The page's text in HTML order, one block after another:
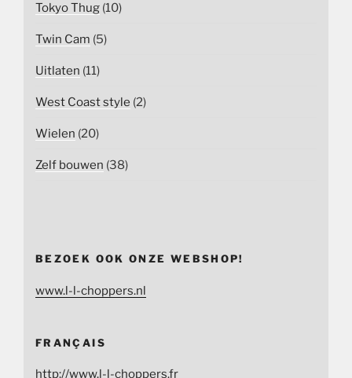
Tokyo Thug (10)
Twin Cam (5)
Uitlaten (11)
West Coast style (2)
Wielen (20)
Zelf bouwen (38)
BEZOEK OOK ONZE WEBSHOP!
www.l-l-choppers.nl
FRANÇAIS
http://www.l-l-choppers.fr